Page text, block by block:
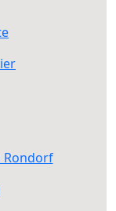
Rondorf